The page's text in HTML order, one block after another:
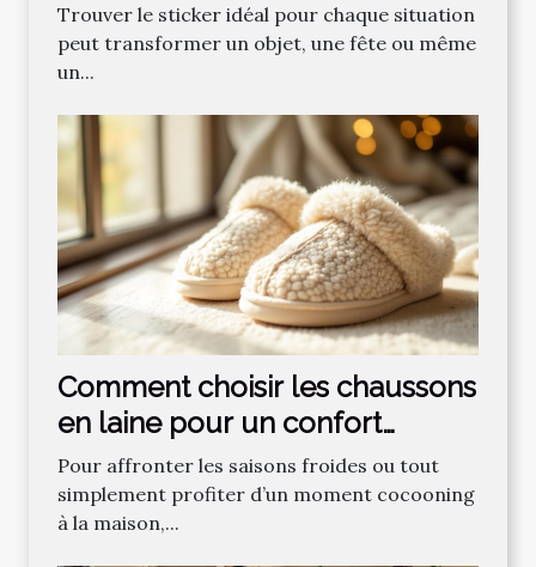
Trouver le sticker idéal pour chaque situation
peut transformer un objet, une fête ou même
un...
Comment choisir les chaussons
en laine pour un confort
optimal ?
Pour affronter les saisons froides ou tout
simplement profiter d’un moment cocooning
à la maison,...